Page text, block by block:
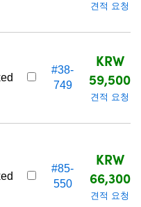
견적 요청
#38-
749
KRW
59,500
견적 요청
#85-
550
KRW
66,300
견적 요청